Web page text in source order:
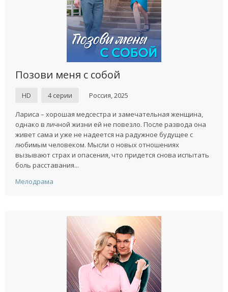
Позови меня с собой
HD 4 серии Россия, 2025
Лариса – хорошая медсестра и замечательная женщина,
однако в личной жизни ей не повезло. После развода она
живет сама и уже не надеется на радужное будущее с
любимым человеком. Мысли о новых отношениях
вызывают страх и опасения, что придется снова испытать
боль расставания...
Мелодрама